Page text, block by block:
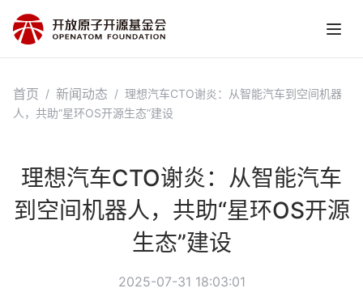
首页 / 新闻动态 / 理想汽车CTO谢炎：从智能汽车到空间机器
人，共助“星环OS开源生态”建设
理想汽车CTO谢炎：从智能汽车
到空间机器人，共助“星环OS开源
生态”建设
2025-07-31 18:03:01